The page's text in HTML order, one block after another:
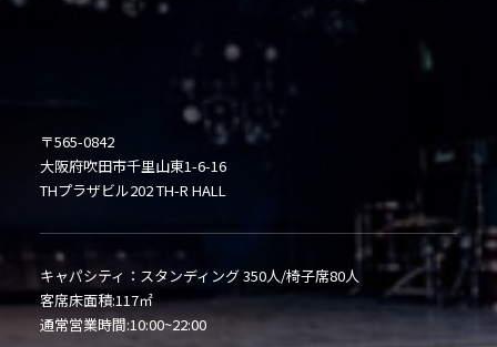
〒565-0842
大阪府吹田市千里山東1-6-16
THプラザビル202 TH-R HALL
キャパシティ：スタンディング 350人/椅子席80人
客席床面積:117㎡
通常営業時間:10:00~22:00